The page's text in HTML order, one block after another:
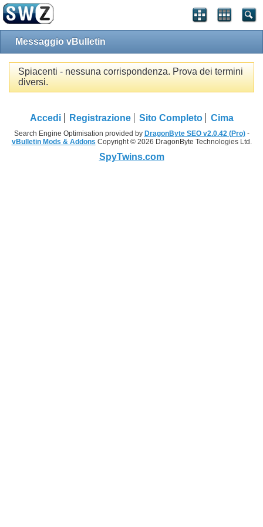
Messaggio vBulletin
Spiacenti - nessuna corrispondenza. Prova dei termini
diversi.
Accedi Registrazione Sito Completo Cima
Search Engine Optimisation provided by DragonByte SEO v2.0.42 (Pro)-
vBulletin Mods & Addons Copyright © 2026 DragonByte Technologies Ltd.
SpyTwins.com